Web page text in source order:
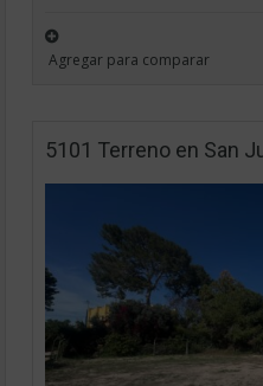
Agregar para comparar
5101 Terreno en San